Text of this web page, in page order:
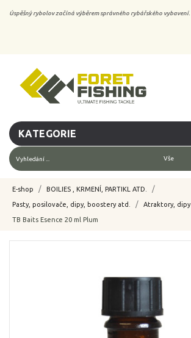
Úspěšný rybolov začíná výběrem správného rybářského vybavení.
KATEGORIE
E-shop BOILIES , KRMENÍ, PARTIKL ATD.
Pasty, posilovače, dipy, boostery atd. Atraktory, dipy
TB Baits Esence 20 ml Plum